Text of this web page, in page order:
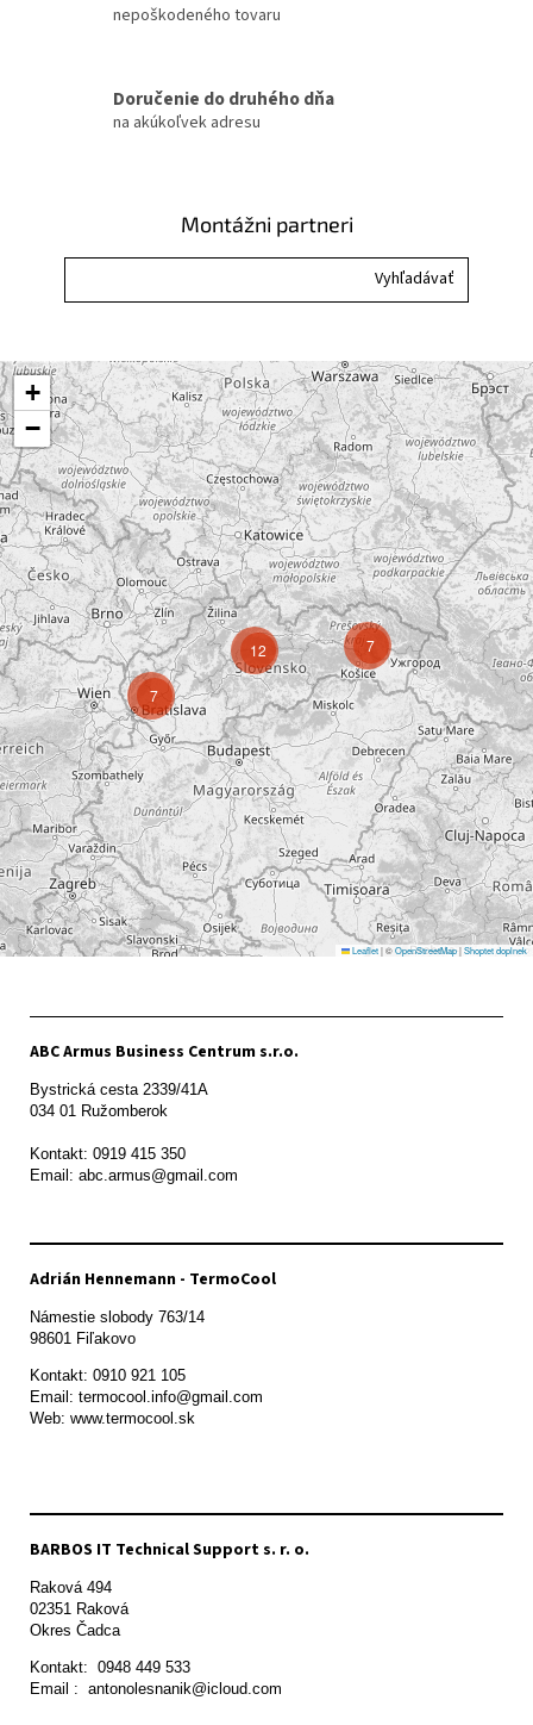
p
k
y
s
nepoškodeného tovaru
Doručenie do druhého dňa
na akúkoľvek adresu
Montážni partneri
7
7
12
+
−
Leaflet|©OpenStreetMap|Shoptet doplnek
ABC Armus Business Centrum s.r.o.
Bystrická cesta 2339/41A
034 01 Ružomberok
Kontakt: 0919 415 350
Adrián Hennemann - TermoCool
Námestie slobody 763/14
98601 Fiľakovo
Kontakt: 0910 921 105
Email: termocool.info@gmail.com
Web: www.termocool.sk
BARBOS IT Technical Support s. r. o.
Raková 494
02351 Raková
Okres Čadca
Kontakt:  0948 449 533
Email :  antonolesnanik@icloud.com